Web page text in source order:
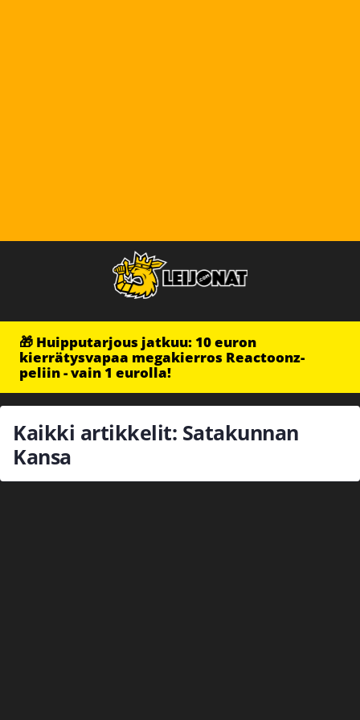
🎁 Huipputarjous jatkuu: 10 euron
kierrätysvapaa megakierros Reactoonz-
peliin - vain 1 eurolla!
Kaikki artikkelit: Satakunnan
Kansa